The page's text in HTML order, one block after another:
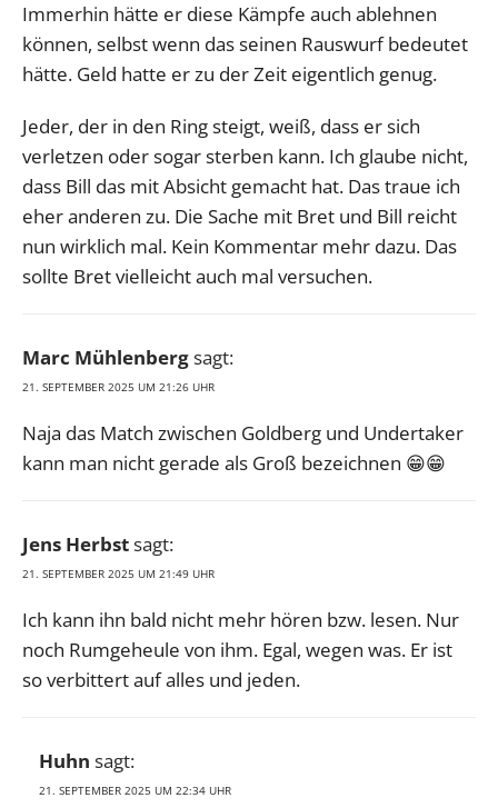
Immerhin hätte er diese Kämpfe auch ablehnen
können, selbst wenn das seinen Rauswurf bedeutet
hätte. Geld hatte er zu der Zeit eigentlich genug.
Jeder, der in den Ring steigt, weiß, dass er sich
verletzen oder sogar sterben kann. Ich glaube nicht,
dass Bill das mit Absicht gemacht hat. Das traue ich
eher anderen zu. Die Sache mit Bret und Bill reicht
nun wirklich mal. Kein Kommentar mehr dazu. Das
sollte Bret vielleicht auch mal versuchen.
Marc Mühlenbergsagt:
21. SEPTEMBER 2025 UM 21:26 UHR
Naja das Match zwischen Goldberg und Undertaker
kann man nicht gerade als Groß bezeichnen 😁😁
Jens Herbstsagt:
21. SEPTEMBER 2025 UM 21:49 UHR
Ich kann ihn bald nicht mehr hören bzw. lesen. Nur
noch Rumgeheule von ihm. Egal, wegen was. Er ist
so verbittert auf alles und jeden.
Huhn sagt:
21. SEPTEMBER 2025 UM 22:34 UHR